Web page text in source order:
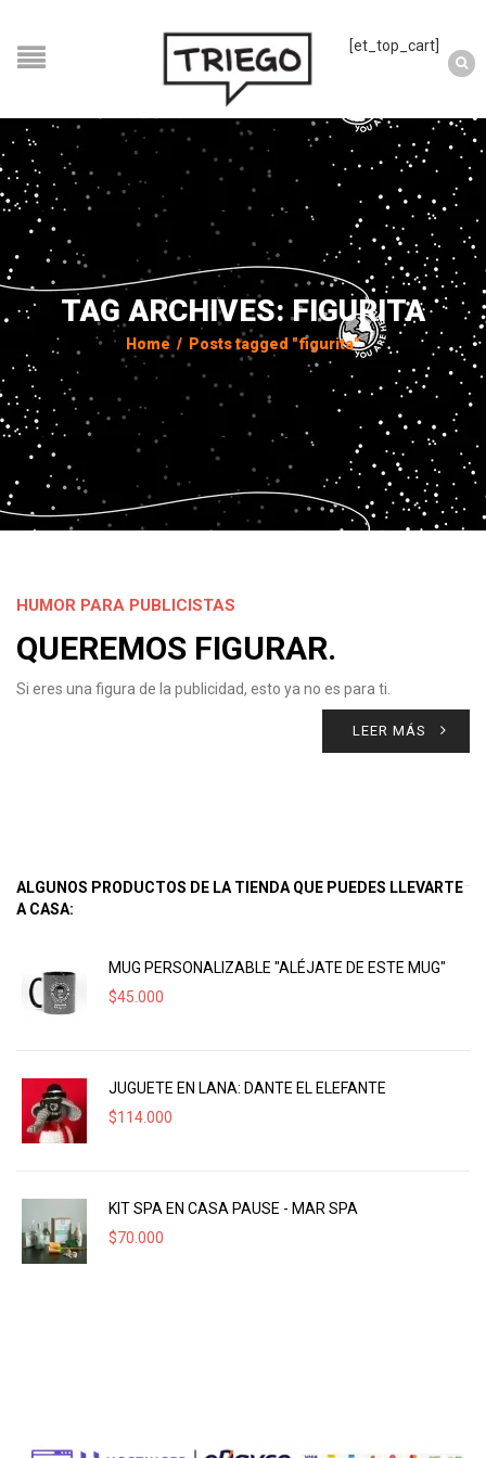
[et_top_cart]
TAG ARCHIVES: FIGURITA
Home / Posts tagged "figurita"
HUMOR PARA PUBLICISTAS
QUEREMOS FIGURAR.
Si eres una figura de la publicidad, esto ya no es para ti.
LEER MÁS
ALGUNOS PRODUCTOS DE LA TIENDA QUE PUEDES LLEVARTE
A CASA:
MUG PERSONALIZABLE "ALÉJATE DE ESTE MUG"
$45.000
JUGUETE EN LANA: DANTE EL ELEFANTE
$114.000
KIT SPA EN CASA PAUSE - MAR SPA
$70.000